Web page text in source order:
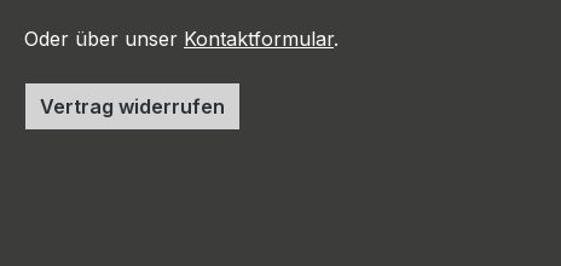
Oder über unser Kontaktformular.
Vertrag widerrufen